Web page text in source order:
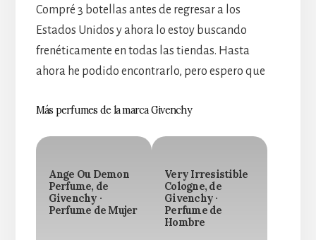
Compré 3 botellas antes de regresar a los
Estados Unidos y ahora lo estoy buscando
frenéticamente en todas las tiendas. Hasta
ahora he podido encontrarlo, pero espero que
Más perfumes de la marca Givenchy
Ange Ou Demon
Perfume, de
Givenchy ·
Perfume de Mujer
Very Irresistible
Cologne, de
Givenchy ·
Perfume de
Hombre